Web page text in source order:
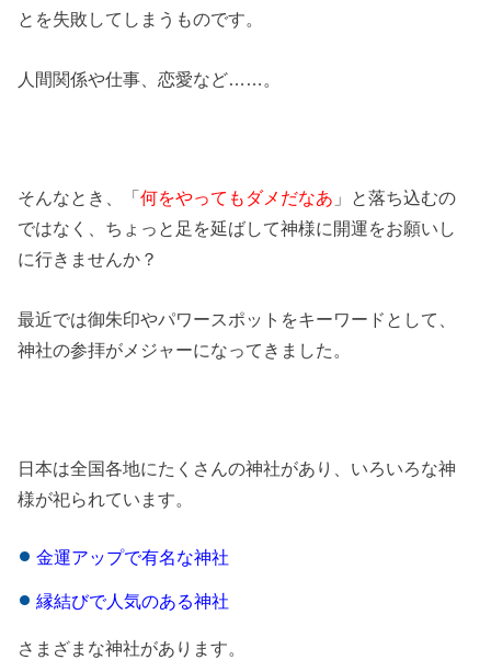
とを失敗してしまうものです。
人間関係や仕事、恋愛など…… 。
そんなとき、「何をやってもダメだなあ 」と落ち込むの
ではなく、ちょっと足を延ばして神様に開運をお願いし
に行きませんか？
最近では御朱印やパワースポットをキーワードとして、
神社の参拝がメジャーになってきました。
日本は全国各地にたくさんの神社があり、いろいろな神
様が祀られています。
金運アップで有名な神社
縁結びで人気のある神社
さまざまな神社があります。